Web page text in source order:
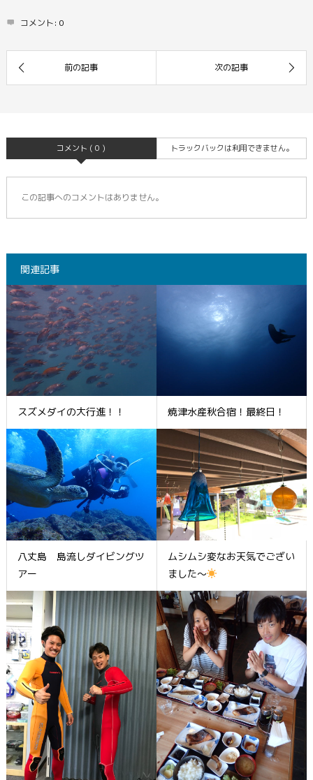
コメント: 0
コメント ( 0 ) トラックバックは利用できません。
この記事へのコメントはありません。
関連記事
スズメダイの大行進！！ 焼津水産秋合宿！最終日！
八丈島 島流しダイビングツ
アー
ムシムシ変なお天気でござい
ました～